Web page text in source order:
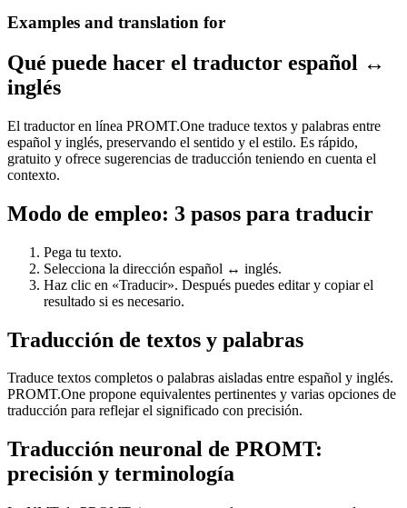
Examples and translation for
Qué puede hacer el traductor español ↔
inglés
El traductor en línea PROMT.One traduce textos y palabras entre
español y inglés, preservando el sentido y el estilo. Es rápido,
gratuito y ofrece sugerencias de traducción teniendo en cuenta el
contexto.
Modo de empleo: 3 pasos para traducir
Pega tu texto.
Selecciona la dirección español ↔ inglés.
Haz clic en «Traducir». Después puedes editar y copiar el
resultado si es necesario.
Traducción de textos y palabras
Traduce textos completos o palabras aisladas entre español y inglés.
PROMT.One propone equivalentes pertinentes y varias opciones de
traducción para reflejar el significado con precisión.
Traducción neuronal de PROMT:
precisión y terminología